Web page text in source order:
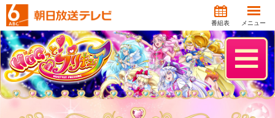
番組表 メニュー